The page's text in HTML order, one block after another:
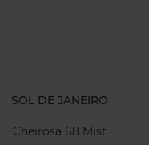
SOL DE JANEIRO
Cheirosa 68 Mist